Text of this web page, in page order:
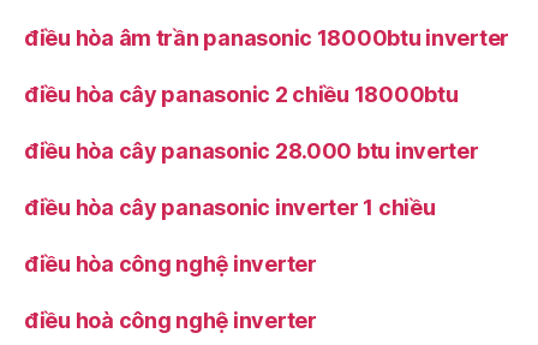
điều hòa âm trần panasonic 18000btu inverter
điều hòa cây panasonic 2 chiều 18000btu
điều hòa cây panasonic 28.000 btu inverter
điều hòa cây panasonic inverter 1 chiều
điều hòa công nghệ inverter
điều hoà công nghệ inverter